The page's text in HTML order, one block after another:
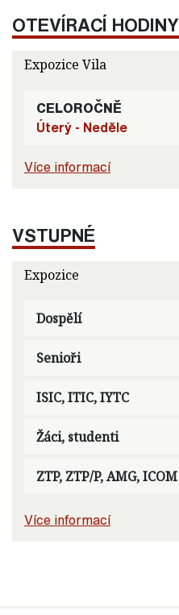
OTEVÍRACÍ HODINY
Expozice Vila
CELOROČNĚ
Úterý - Neděle
Více informací
VSTUPNÉ
Expozice
Dospělí
Senioři
ISIC, ITIC, IYTC
Žáci, studenti
ZTP, ZTP/P, AMG, ICOM
Více informací